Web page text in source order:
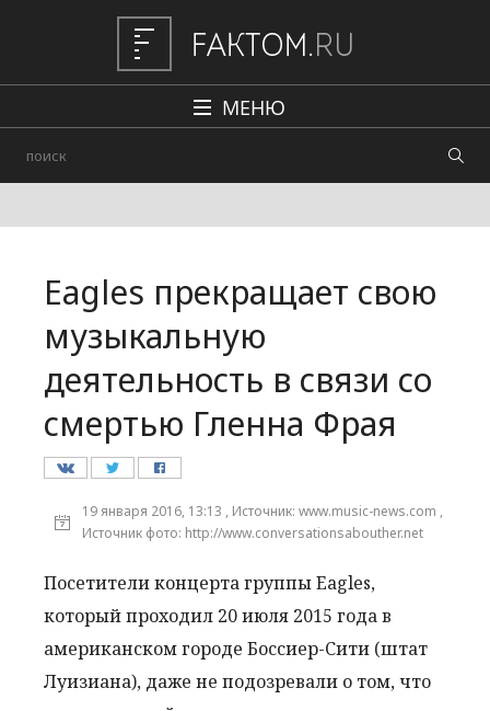
МЕНЮ
Авто
Происшествия
Редакция
Eagles прекращает свою
музыкальную
деятельность в связи со
смертью Гленна Фрая
19 января 2016, 13:13 , Источник: www.music-news.com ,
Источник фото: http://www.conversationsabouther.net
Посетители концерта группы Eagles,
который проходил 20 июля 2015 года в
американском городе Боссиер-Сити (штат
Луизиана), даже не подозревали о том, что